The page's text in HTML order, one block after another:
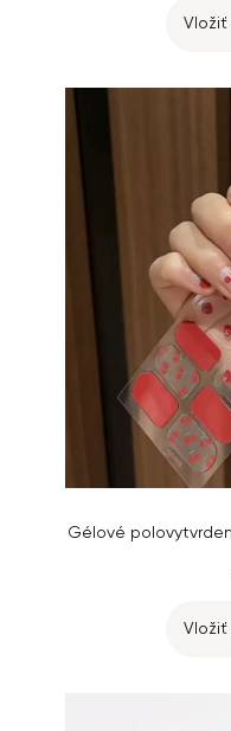
Vložiť
Gélové
Vložiť